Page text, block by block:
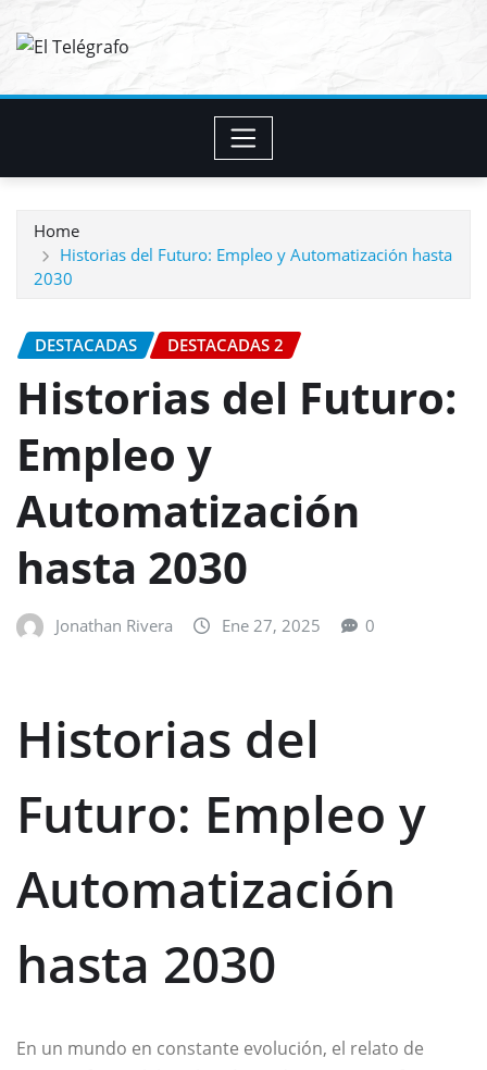
Home
Historias del Futuro: Empleo y Automatización hasta
2030
DESTACADAS DESTACADAS 2
Historias del Futuro:
Empleo y
Automatización
hasta 2030
Jonathan Rivera Ene 27, 2025 0
Historias del
Futuro: Empleo y
Automatización
hasta 2030
En un mundo en constante evolución, el relato de